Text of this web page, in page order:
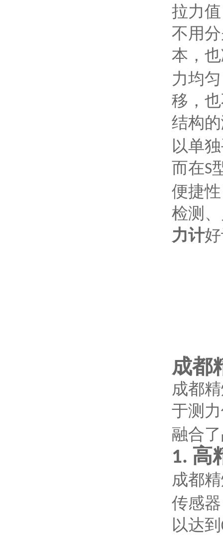
拉力
不用
本，
力均
移，
结构
以单
而在S
便捷
检测
力计
成都
成都
于测
融合
1. 高
成都
传感
以达到